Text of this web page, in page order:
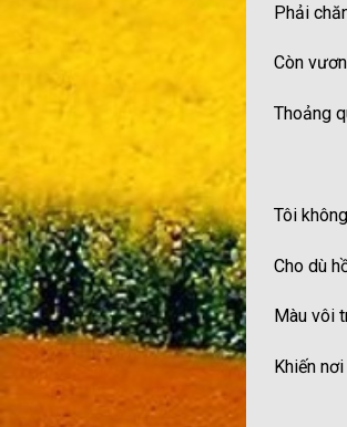
Phải
Còn
Thoảng
Tôi
Cho dù
Màu vôi
Khiến